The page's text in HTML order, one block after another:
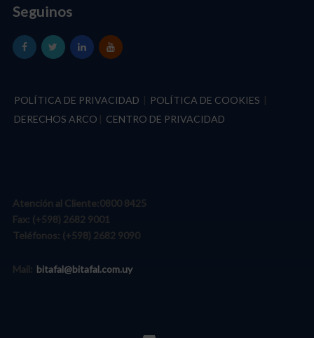
Seguinos
POLÍTICA DE PRIVACIDAD | POLÍTICA DE COOKIES |
DERECHOS ARCO | CENTRO DE PRIVACIDAD
Atención al Cliente:0800 8425
Fax: (+598) 2682 9001
Teléfonos: (+598) 2682 9090
Mail: bitafal@bitafal.com.uy